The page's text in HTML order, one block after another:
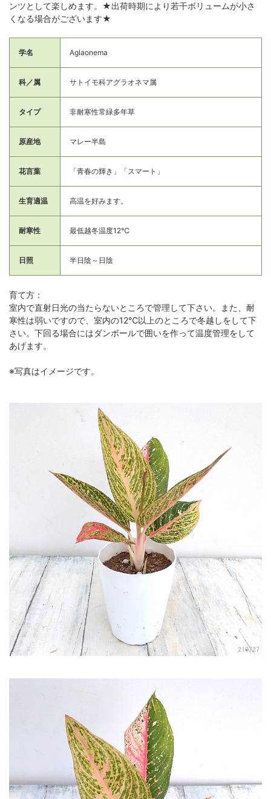
ンツとして楽しめます。★出荷時期により若干ボリュームが小さ
くなる場合がございます★
学名 Aglaonema
科／属 サトイモ科アグラオネマ属
タイプ 非耐寒性常緑多年草
原産地 マレー半島
花言葉 「青春の輝き」「スマート」
生育適温 高温を好みます。
耐寒性 最低越冬温度12℃
日照 半日陰～日陰
育て方：
室内で直射日光の当たらないところで管理して下さい。また、耐
寒性は弱いですので、室内の12℃以上のところで冬越しをして下
さい。下回る場合にはダンボールで囲いを作って温度管理をして
あげます。
※写真はイメージです。